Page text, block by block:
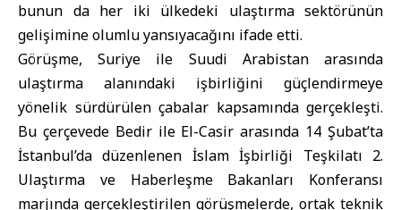
bunun da her iki ülkedeki ulaştırma sektörünün
gelişimine olumlu yansıyacağını ifade etti.
Görüşme, Suriye ile Suudi Arabistan arasında
ulaştırma alanındaki işbirliğini güçlendirmeye
yönelik sürdürülen çabalar kapsamında gerçekleşti.
Bu çerçevede Bedir ile El-Casir arasında 14 Şubat’ta
İstanbul’da düzenlenen İslam İşbirliği Teşkilatı 2.
Ulaştırma ve Haberleşme Bakanları Konferansı
marjında gerçekleştirilen görüşmelerde, ortak teknik